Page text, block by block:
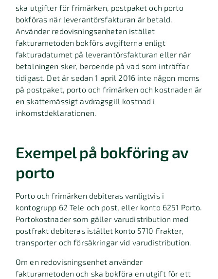
ska utgifter för frimärken, postpaket och porto
bokföras när leverantörsfakturan är betald.
Använder redovisningsenheten istället
fakturametoden bokförs avgifterna enligt
fakturadatumet på leverantörsfakturan eller när
betalningen sker, beroende på vad som inträffar
tidigast. Det är sedan 1 april 2016 inte någon moms
på postpaket, porto och frimärken och kostnaden är
en skattemässigt avdragsgill kostnad i
inkomstdeklarationen.
Exempel på bokföring av
porto
Porto och frimärken debiteras vanligtvis i
kontogrupp 62 Tele och post, eller konto 6251 Porto.
Portokostnader som gäller varudistribution med
postfrakt debiteras istället konto 5710 Frakter,
transporter och försäkringar vid varudistribution.
Om en redovisningsenhet använder
fakturametoden och ska bokföra en utgift för ett